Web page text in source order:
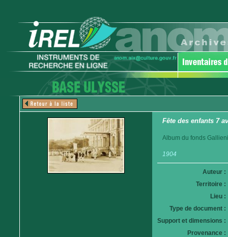
Fête des enfants 7
Album du fonds
1904
Auteur :
Territoire :
Lieu :
Type de document :
Support et dimensions :
Provenance :